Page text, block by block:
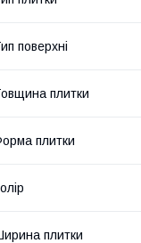
поверхні
плитки
плитки
плитки